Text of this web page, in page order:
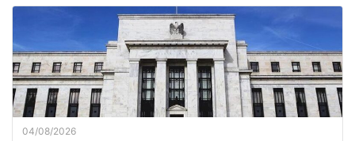
04/08/2026